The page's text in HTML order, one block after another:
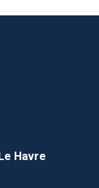
Havre